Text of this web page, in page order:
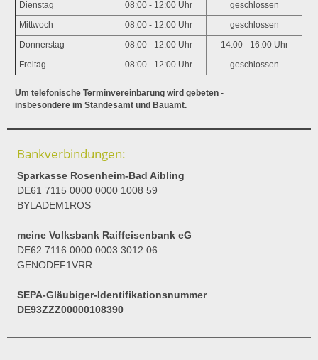
Dienstag 08:00 - 12:00 Uhr geschlossen
Mittwoch 08:00 - 12:00 Uhr geschlossen
Donnerstag 08:00 - 12:00 Uhr 14:00 - 16:00 Uhr
Freitag 08:00 - 12:00 Uhr geschlossen
Um telefonische Terminvereinbarung wird gebeten -
insbesondere im Standesamt und Bauamt.
Bankverbindungen:
Sparkasse Rosenheim-Bad Aibling
DE61 7115 0000 0000 1008 59
BYLADEM1ROS
meine Volksbank Raiffeisenbank eG
DE62 7116 0000 0003 3012 06
GENODEF1VRR
SEPA-Gläubiger-Identifikationsnummer
DE93ZZZ00000108390